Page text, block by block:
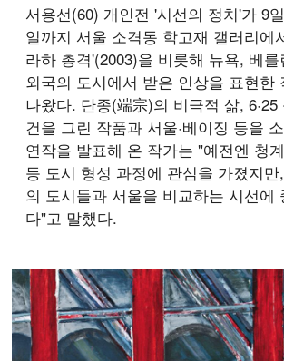
서용선(60) 개인전 '시선의 정치'가 9
일까지 서울 소격동 학고재 갤러리에
라하 총격'(2003)을 비롯해 뉴욕, 베
외국의 도시에서 받은 인상을 표현한
나왔다. 단종(端宗)의 비극적 삶,
건을 그린 작품과 서울·베이징 등을
연작을 발표해 온 작가는 "예전엔 청
등 도시 형성 과정에 관심을 가졌지
의 도시들과 서울을 비교하는 시선에
다"고 말했다.